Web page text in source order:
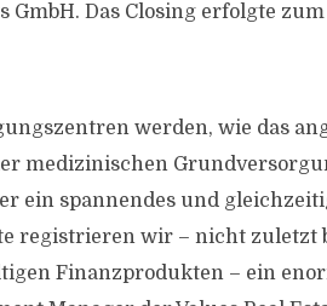
Das Closing erfolgte zum
werden, wie das
medizinischen
ein spannendes und
registrieren wir – nicht zuletzt
Finanzprodukten – ein